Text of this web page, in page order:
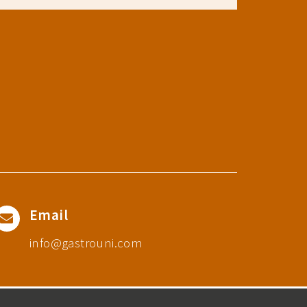
Email
info@gastrouni.com